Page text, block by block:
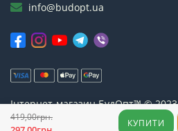
419,00грн. КУПИТИ
info@budopt.ua
Інтернет-магазин БудОпт™ © 2023